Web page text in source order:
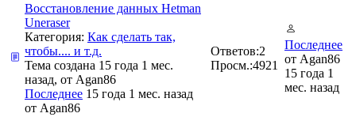
Восстановление данных Hetman
Uneraser
Категория: Как сделать так,
чтобы.... и т.д.
Тема создана 15 года 1 мес.
назад, от Agan86
Последнее 15 года 1 мес. назад
от Agan86
Ответов:2
Просм.:4921
Последнее
от Agan86
15 года 1
мес. назад